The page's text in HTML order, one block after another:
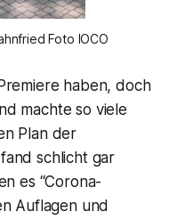
Foto IOCO
haben, doch
machte so viele
Plan der
schlicht gar
es “Corona-
Auflagen und